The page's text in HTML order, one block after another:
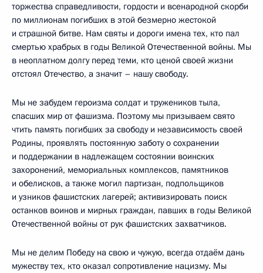
торжества справедливости, гордости и всенародной скорби
по миллионам погибших в этой безмерно жестокой
и страшной битве. Нам святы и дороги имена тех, кто пал
смертью храбрых в годы Великой Отечественной войны. Мы
в неоплатном долгу перед теми, кто ценой своей жизни
отстоял Отечество, а значит – нашу свободу.
Мы не забудем героизма солдат и тружеников тыла,
спасших мир от фашизма. Поэтому мы призываем свято
чтить память погибших за свободу и независимость своей
Родины, проявлять постоянную заботу о сохранении
и поддержании в надлежащем состоянии воинских
захоронений, мемориальных комплексов, памятников
и обелисков, а также могил партизан, подпольщиков
и узников фашистских лагерей; активизировать поиск
останков воинов и мирных граждан, павших в годы Великой
Отечественной войны от рук фашистских захватчиков.
Мы не делим Победу на свою и чужую, всегда отдаём дань
мужеству тех, кто оказал сопротивление нацизму. Мы